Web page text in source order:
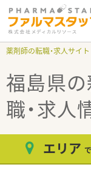
薬剤師の転職・求人サイ
福島県
職・求人
エリア